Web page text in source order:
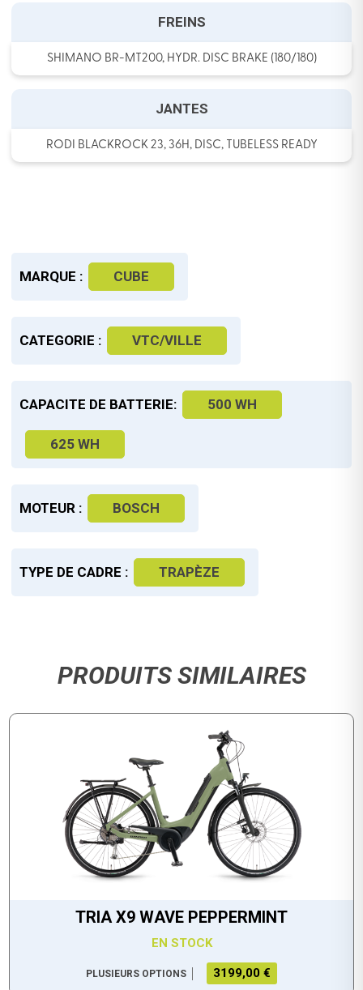
FREINS
SHIMANO BR-MT200, HYDR. DISC BRAKE (180/180)
JANTES
RODI BLACKROCK 23, 36H, DISC, TUBELESS READY
MARQUE : CUBE
CATEGORIE : VTC/VILLE
CAPACITE DE BATTERIE: 500 WH
625 WH
MOTEUR : BOSCH
TYPE DE CADRE : TRAPÈZE
PRODUITS SIMILAIRES
TRIA X9 WAVE PEPPERMINT
EN STOCK
PLUSIEURS OPTIONS 3199,00 €